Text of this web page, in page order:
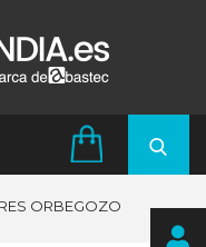
ORBEGOZO